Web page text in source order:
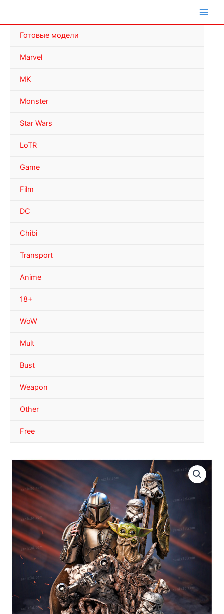
Готовые модели
Marvel
MK
Monster
Star Wars
LoTR
Game
Film
DC
Chibi
Transport
Anime
18+
WoW
Mult
Bust
Weapon
Other
Free